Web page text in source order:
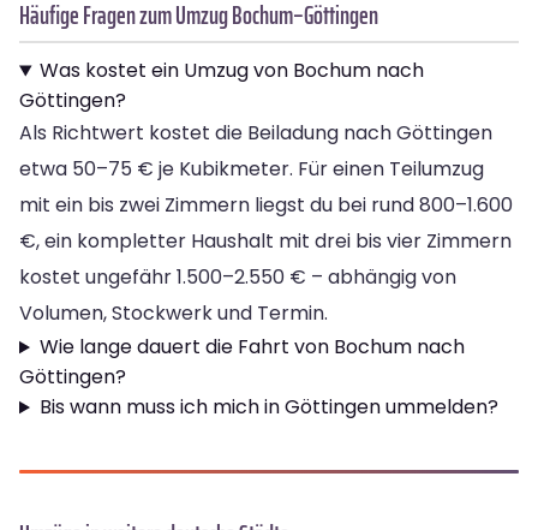
Häufige Fragen zum Umzug Bochum–Göttingen
Was kostet ein Umzug von Bochum nach
Göttingen?
Als Richtwert kostet die Beiladung nach Göttingen
etwa 50–75 € je Kubikmeter. Für einen Teilumzug
mit ein bis zwei Zimmern liegst du bei rund 800–1.600
€, ein kompletter Haushalt mit drei bis vier Zimmern
kostet ungefähr 1.500–2.550 € – abhängig von
Volumen, Stockwerk und Termin.
Wie lange dauert die Fahrt von Bochum nach
Göttingen?
Bis wann muss ich mich in Göttingen ummelden?